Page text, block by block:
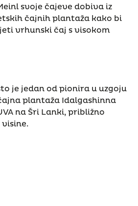
svoje čajeve dobiva iz
čajnih plantaža kako bi
vrhunski čaj s visokom
je jedan od pionira u uzgoju
plantaža Idalgashinna
na Šri Lanki, približno